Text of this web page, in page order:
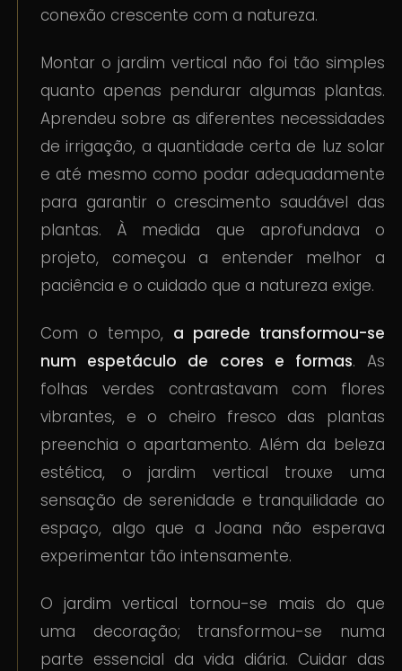
conexão crescente com a natureza.
Montar o jardim vertical não foi tão simples
quanto apenas pendurar algumas plantas.
Aprendeu sobre as diferentes necessidades
de irrigação, a quantidade certa de luz solar
e até mesmo como podar adequadamente
para garantir o crescimento saudável das
plantas. À medida que aprofundava o
projeto, começou a entender melhor a
paciência e o cuidado que a natureza exige.
Com o tempo, a parede transformou-se
num espetáculo de cores e formas. As
folhas verdes contrastavam com flores
vibrantes, e o cheiro fresco das plantas
preenchia o apartamento. Além da beleza
estética, o jardim vertical trouxe uma
sensação de serenidade e tranquilidade ao
espaço, algo que a Joana não esperava
experimentar tão intensamente.
O jardim vertical tornou-se mais do que
uma decoração; transformou-se numa
parte essencial da vida diária. Cuidar das